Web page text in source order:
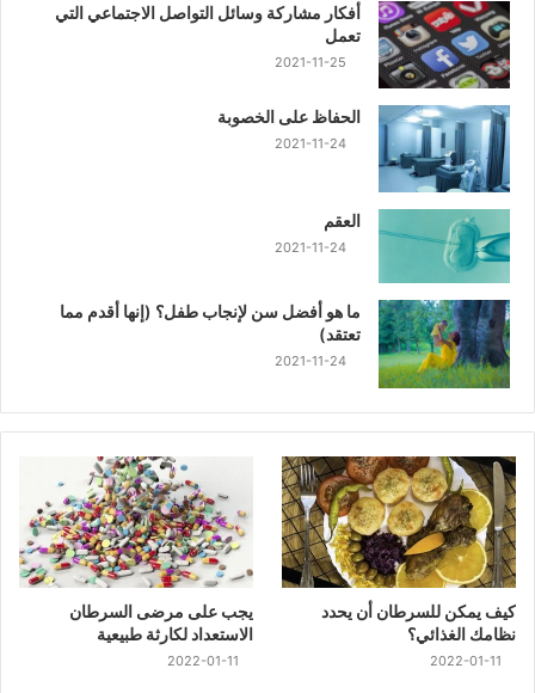
أفكار مشاركة وسائل التواصل الاجتماعي التي
تعمل
2021-11-25
الحفاظ على الخصوبة
2021-11-24
العقم
2021-11-24
ما هو أفضل سن لإنجاب طفل؟ (إنها أقدم مما
تعتقد)
2021-11-24
كيف يمكن للسرطان أن يحدد
نظامك الغذائي؟
2022-01-11
يجب على مرضى السرطان
الاستعداد لكارثة طبيعية
2022-01-11